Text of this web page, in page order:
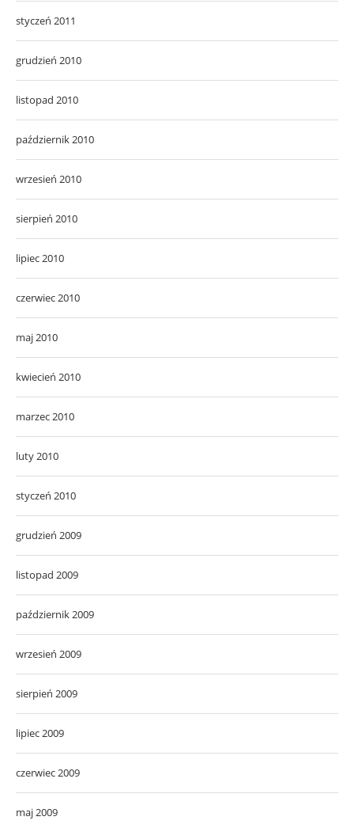
styczeń 2011
grudzień 2010
listopad 2010
październik 2010
wrzesień 2010
sierpień 2010
lipiec 2010
czerwiec 2010
maj 2010
kwiecień 2010
marzec 2010
luty 2010
styczeń 2010
grudzień 2009
listopad 2009
październik 2009
wrzesień 2009
sierpień 2009
lipiec 2009
czerwiec 2009
maj 2009